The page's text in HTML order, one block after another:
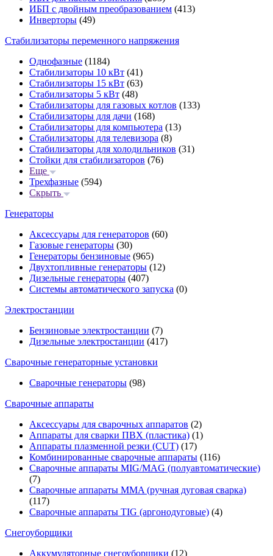
ИБП с двойным преобразованием (413)
Инверторы (49)
Стабилизаторы переменного напряжения
Однофазные (1184)
Стабилизаторы 10 кВт (41)
Стабилизаторы 15 кВт (63)
Стабилизаторы 5 кВт (48)
Стабилизаторы для газовых котлов (133)
Стабилизаторы для дачи (168)
Стабилизаторы для компьютера (13)
Стабилизаторы для телевизора (8)
Стабилизаторы для холодильников (31)
Стойки для стабилизаторов (76)
Еще
Трехфазные (594)
Скрыть
Генераторы
Аксессуары для генераторов (60)
Газовые генераторы (30)
Генераторы бензиновые (965)
Двухтопливные генераторы (12)
Дизельные генераторы (407)
Системы автоматического запуска (0)
Электростанции
Бензиновые электростанции (7)
Дизельные электростанции (417)
Сварочные генераторные установки
Сварочные генераторы (98)
Сварочные аппараты
Аксессуары для сварочных аппаратов (2)
Аппараты для сварки ПВХ (пластика) (1)
Аппараты плазменной резки (CUT) (17)
Комбинированные сварочные аппараты (116)
Сварочные аппараты MIG/MAG (полуавтоматические)
(7)
Сварочные аппараты MMA (ручная дуговая сварка)
(117)
Сварочные аппараты TIG (аргонодуговые) (4)
Снегоуборщики
Аккумуляторные снегоуборщики (12)